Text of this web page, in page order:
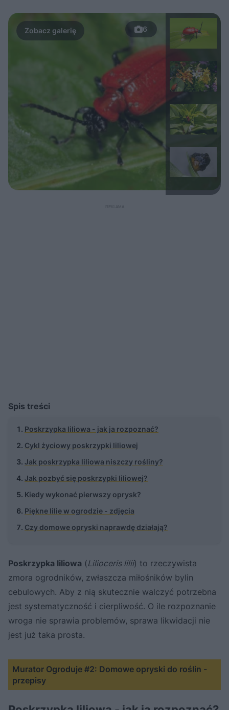
6
Spis treści
Poskrzypka liliowa - jak ja rozpoznać?
Cykl życiowy poskrzypki liliowej
Jak poskrzypka liliowa niszczy rośliny?
Jak pozbyć się poskrzypki liliowej?
Kiedy wykonać pierwszy oprysk?
Piękne lilie w ogrodzie - zdjęcia
Czy domowe opryski naprawdę działają?
Poskrzypka liliowa (Lilioceris lilii) to rzeczywista
zmora ogrodników, zwłaszcza miłośników bylin
cebulowych. Aby z nią skutecznie walczyć potrzebna
jest systematyczność i cierpliwość. O ile rozpoznanie
wroga nie sprawia problemów, sprawa likwidacji nie
jest już taka prosta.
Murator Ogroduje #2: Domowe opryski do roślin -
przepisy